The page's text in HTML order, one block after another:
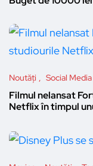
Noutăți Social Media
Filmul nelansat
Netflix în timpul